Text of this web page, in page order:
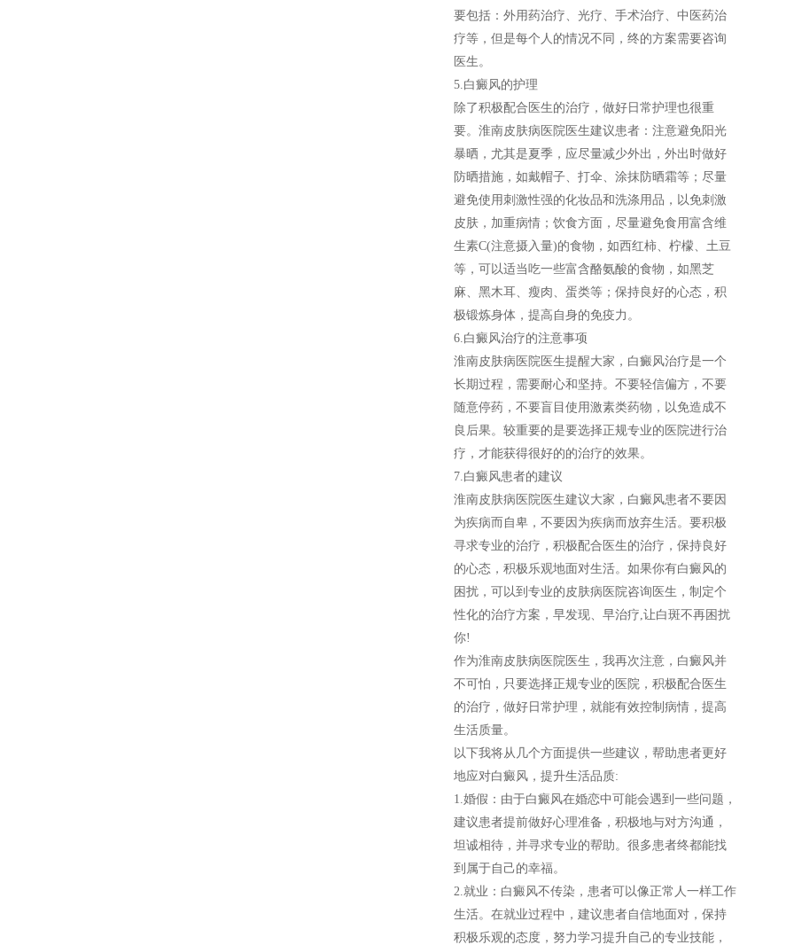
要包括：外用药治疗、光疗、手术治疗、中医药治
疗等，但是每个人的情况不同，终的方案需要咨询
医生。
5.白癜风的护理
除了积极配合医生的治疗，做好日常护理也很重
要。淮南皮肤病医院医生建议患者：注意避免阳光
暴晒，尤其是夏季，应尽量减少外出，外出时做好
防晒措施，如戴帽子、打伞、涂抹防晒霜等；尽量
避免使用刺激性强的化妆品和洗涤用品，以免刺激
皮肤，加重病情；饮食方面，尽量避免食用富含维
生素C(注意摄入量)的食物，如西红柿、柠檬、土豆
等，可以适当吃一些富含酪氨酸的食物，如黑芝
麻、黑木耳、瘦肉、蛋类等；保持良好的心态，积
极锻炼身体，提高自身的免疫力。
6.白癜风治疗的注意事项
淮南皮肤病医院医生提醒大家，白癜风治疗是一个
长期过程，需要耐心和坚持。不要轻信偏方，不要
随意停药，不要盲目使用激素类药物，以免造成不
良后果。较重要的是要选择正规专业的医院进行治
疗，才能获得很好的的治疗的效果。
7.白癜风患者的建议
淮南皮肤病医院医生建议大家，白癜风患者不要因
为疾病而自卑，不要因为疾病而放弃生活。要积极
寻求专业的治疗，积极配合医生的治疗，保持良好
的心态，积极乐观地面对生活。如果你有白癜风的
困扰，可以到专业的皮肤病医院咨询医生，制定个
性化的治疗方案，早发现、早治疗,让白斑不再困扰
你!
作为淮南皮肤病医院医生，我再次注意，白癜风并
不可怕，只要选择正规专业的医院，积极配合医生
的治疗，做好日常护理，就能有效控制病情，提高
生活质量。
以下我将从几个方面提供一些建议，帮助患者更好
地应对白癜风，提升生活品质:
1.婚假：由于白癜风在婚恋中可能会遇到一些问题，
建议患者提前做好心理准备，积极地与对方沟通，
坦诚相待，并寻求专业的帮助。很多患者终都能找
到属于自己的幸福。
2.就业：白癜风不传染，患者可以像正常人一样工作
生活。在就业过程中，建议患者自信地面对，保持
积极乐观的态度，努力学习提升自己的专业技能，